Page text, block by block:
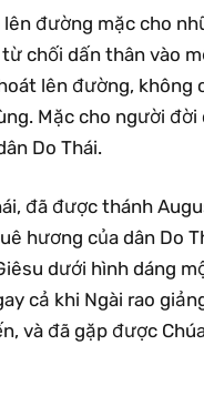
lên đường mặc cho
từ chối dấn thân vào
lên đường, không
Mặc cho người đời
Do Thái.
đã được thánh
hương của dân Do
dưới hình dáng
cả khi Ngài rao
và đã gặp được